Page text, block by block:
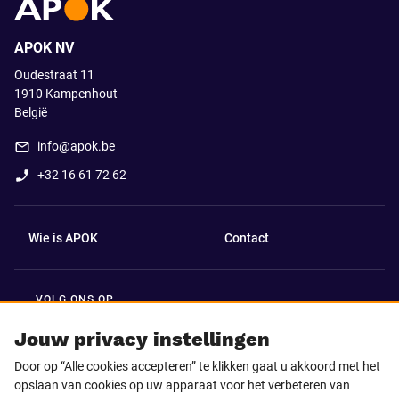
Jouw privacy instellingen
Door op “Alle cookies accepteren” te klikken gaat u akkoord met het
opslaan van cookies op uw apparaat voor het verbeteren van
APOK NV
Oudestraat 11
1910 Kampenhout
België
info@apok.be
+32 16 61 72 62
Wie is APOK Contact
VOLG ONS OP
Facebook
Instagram TikTok